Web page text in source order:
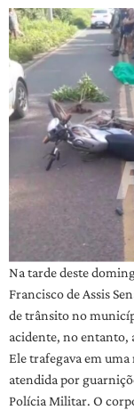
Na tarde deste
Francisco de Assis
de trânsito no
acidente, no entanto,
Ele trafegava em
atendida por
Polícia Militar. O